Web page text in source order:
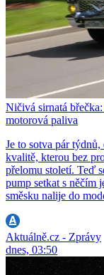
Ničivá sirnatá
motorová paliva
Je to sotva pár
kvalitě, kterou bez
přelomu století. Teď
pump setkat s něčím
směsku nalije do
Aktuálně.cz - Zprávy
dnes, 03:50